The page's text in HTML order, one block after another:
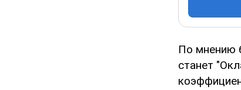
По мнению
станет